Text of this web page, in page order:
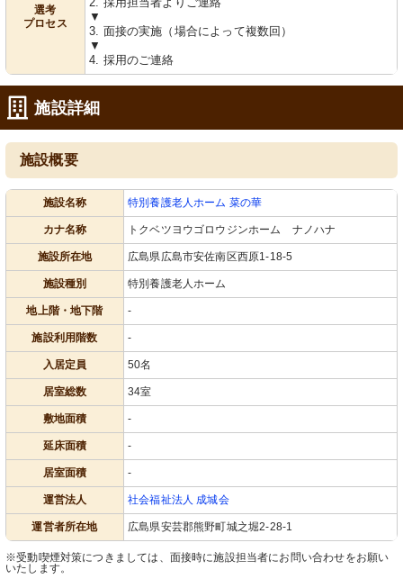
選考
プロセス
▼
3. 面接の実施（場合によって複数回）
▼
4. 採用のご連絡
施設詳細
施設概要
施設名称 特別養護老人ホーム 菜の華
カナ名称 トクベツヨウゴロウジンホーム ナノハナ
施設所在地 広島県広島市安佐南区西原1-18-5
施設種別 特別養護老人ホーム
地上階・地下階 -
施設利用階数 -
入居定員 50名
居室総数 34室
敷地面積 -
延床面積 -
居室面積 -
運営法人 社会福祉法人 成城会
運営者所在地 広島県安芸郡熊野町城之堀2-28-1
※受動喫煙対策につきましては、面接時に施設担当者にお問い合わせをお願い
いたします。